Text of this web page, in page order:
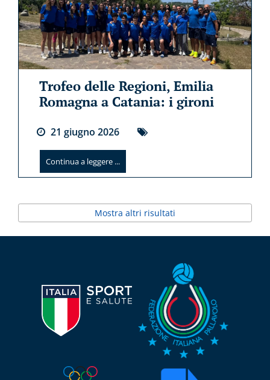
Trofeo delle Regioni, Emilia
Romagna a Catania: i gironi
21 giugno 2026
Continua a leggere ...
Mostra altri risultati